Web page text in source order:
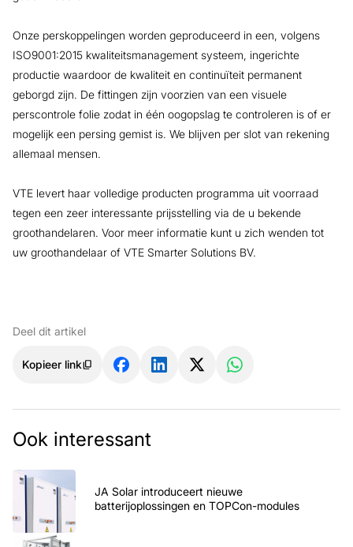
Onze perskoppelingen worden geproduceerd in een, volgens
ISO9001:2015 kwaliteitsmanagement systeem, ingerichte
productie waardoor de kwaliteit en continuïteit permanent
geborgd zijn. De fittingen zijn voorzien van een visuele
perscontrole folie zodat in één oogopslag te controleren is of er
mogelijk een persing gemist is. We blijven per slot van rekening
allemaal mensen.
VTE levert haar volledige producten programma uit voorraad
tegen een zeer interessante prijsstelling via de u bekende
groothandelaren. Voor meer informatie kunt u zich wenden tot
uw groothandelaar of VTE Smarter Solutions BV.
Deel dit artikel
Kopieer link
Ook interessant
JA Solar introduceert nieuwe
batterijoplossingen en TOPCon-modules